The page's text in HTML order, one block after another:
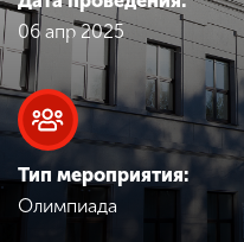
Наука
Международная
деятельность
06 апр 2025
Тип мероприятия:
Олимпиада